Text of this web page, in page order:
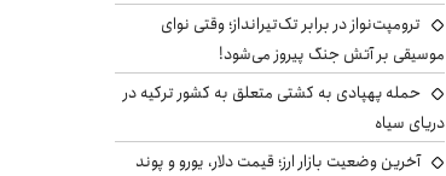
ترومپت‌نواز در برابر تک‌تیرانداز؛ وقتی نوای
موسیقی بر آتش جنگ پیروز می‌شود!
حمله پهپادی به کشتی متعلق به کشور ترکیه در
دریای سیاه
آخرین وضعیت بازار ارز؛ قیمت دلار، یورو و پوند